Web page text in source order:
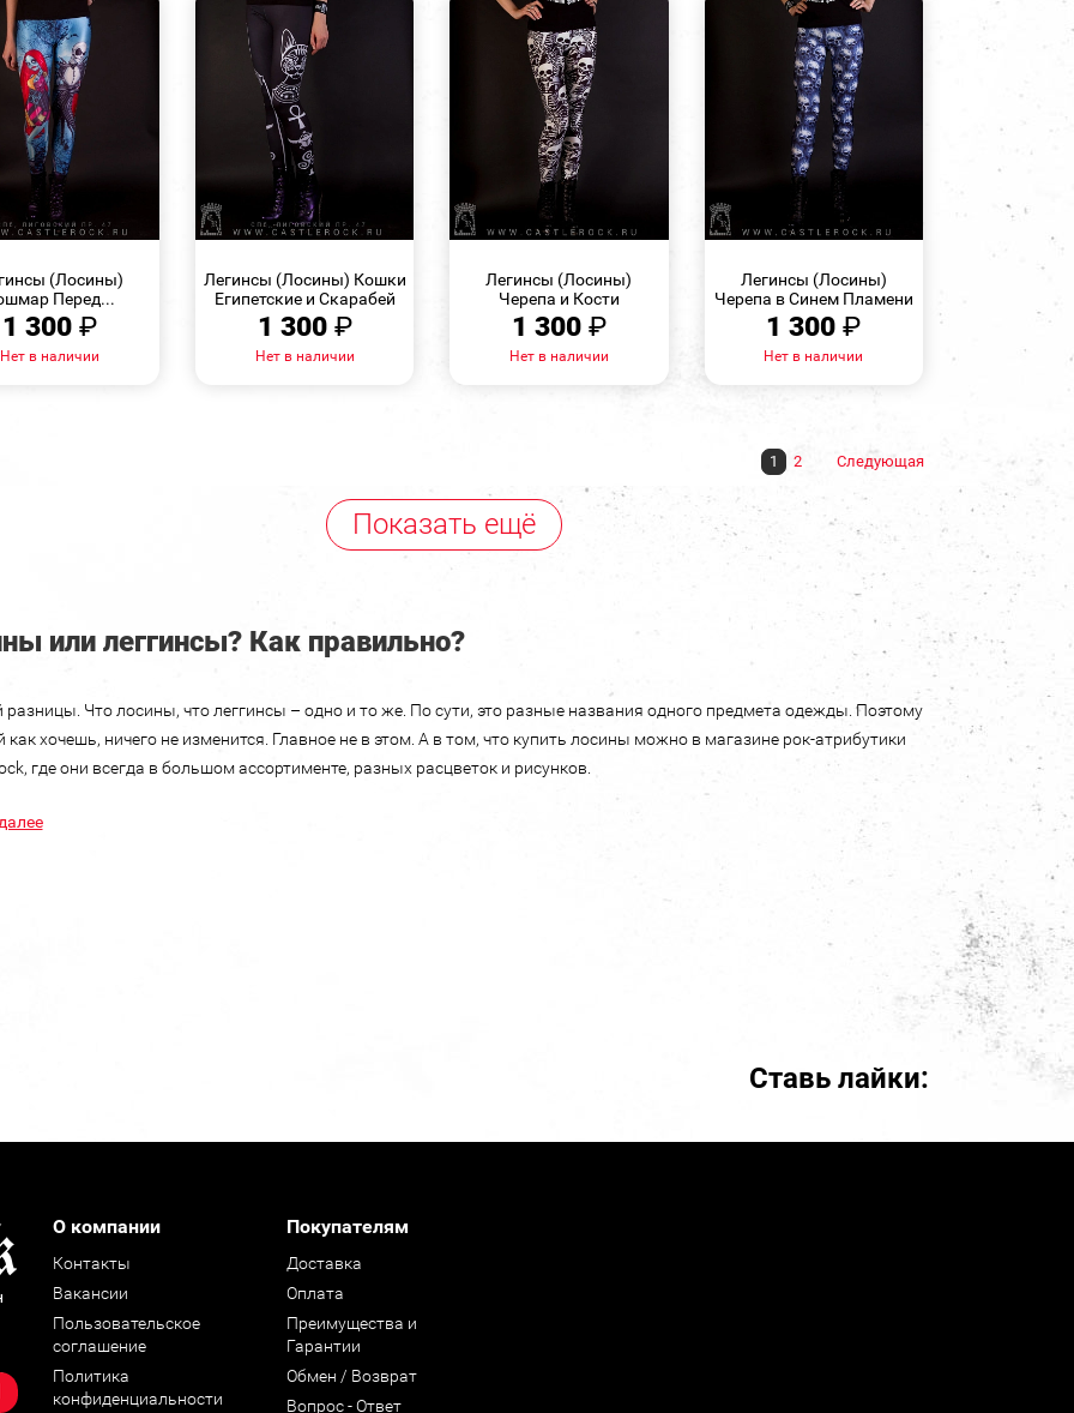
(Лосины)
Перед...
1 300₽
Нет в наличии
Легинсы (Лосины) Кошки
Египетские и Скарабей
1 300 ₽
Нет в наличии
Легинсы (Лосины)
Черепа и Кости
1 300 ₽
Нет в наличии
Легинсы (Лосины)
Черепа в Синем Пламени
1 300₽
Нет в наличии
1 2 Следующая
Показать ещё
или леггинсы? Как правильно?
разницы. Что лосины, что леггинсы – одно и то же. По сути, это разные названия одного предмета одежды. Поэтому
как хочешь, ничего не изменится. Главное не в этом. А в том, что купить лосины можно в магазине рок-атрибутики
где они всегда в большом ассортименте, разных расцветок и рисунков.
Ставь лайки:
О компании
Контакты
Вакансии
Пользовательское
соглашение
Политика
конфиденциальности
Покупателям
Доставка
Оплата
Преимущества и
Гарантии
Обмен / Возврат
Вопрос - Ответ